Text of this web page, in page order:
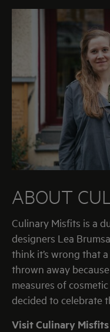
ABOUT
Culinary Misfits is a duo founded in 2012 by the
designers Lea
think it’s wrong that
thrown away
measures of
decided to celebrate
Visit Culinary